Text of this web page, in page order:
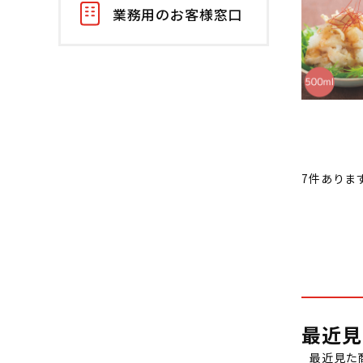
業務用のお客様窓口
7件ありま
最近
最近見た